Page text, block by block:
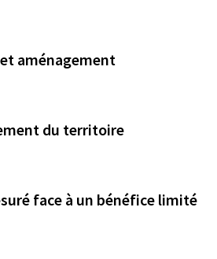
aménagement
du territoire
face à un bénéfice limité